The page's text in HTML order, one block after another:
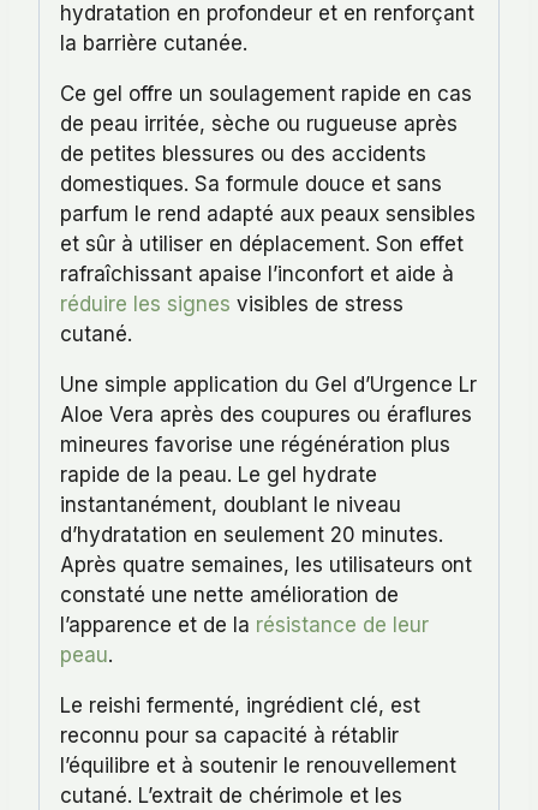
hydratation en profondeur et en renforçant
la barrière cutanée.
Ce gel offre un soulagement rapide en cas
de peau irritée, sèche ou rugueuse après
de petites blessures ou des accidents
domestiques. Sa formule douce et sans
parfum le rend adapté aux peaux sensibles
et sûr à utiliser en déplacement. Son effet
rafraîchissant apaise l’inconfort et aide à
réduire les signes visibles de stress
cutané.
Une simple application du Gel d’Urgence Lr
Aloe Vera après des coupures ou éraflures
mineures favorise une régénération plus
rapide de la peau. Le gel hydrate
instantanément, doublant le niveau
d’hydratation en seulement 20 minutes.
Après quatre semaines, les utilisateurs ont
constaté une nette amélioration de
l’apparence et de la résistance de leur
peau.
Le reishi fermenté, ingrédient clé, est
reconnu pour sa capacité à rétablir
l’équilibre et à soutenir le renouvellement
cutané. L’extrait de chérimole et les